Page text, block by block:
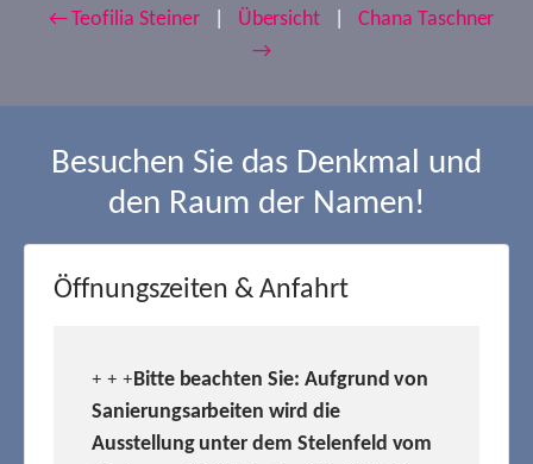
← Teofilia Steiner Übersicht
Chana Taschner
→
Besuchen Sie das Denkmal und
den Raum der Namen!
Öffnungszeiten & Anfahrt
+ + +Bitte beachten Sie: Aufgrund von
Sanierungsarbeiten wird die
Ausstellung unter dem Stelenfeld vom